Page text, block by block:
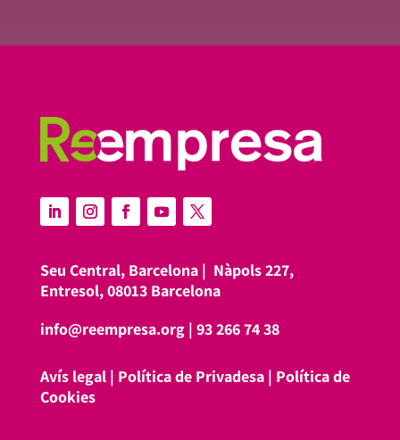
Seu Central, Barcelona | Nàpols 227,
Entresol, 08013 Barcelona
info@reempresa.org| 93 266 74 38
Avís legal| Política de Privadesa| Política de
Cookies